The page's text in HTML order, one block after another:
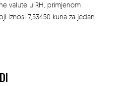
valute u RH, primjenom
iznosi 7,53450 kuna za jedan